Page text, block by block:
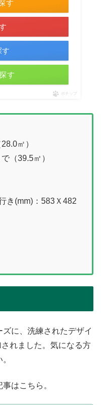
す
す
す
ポチップ
㎡）
（39.5㎡）
き(mm)：583Ｘ482
ズに、洗練されたデザイ
れました。気になる方
はこちら。